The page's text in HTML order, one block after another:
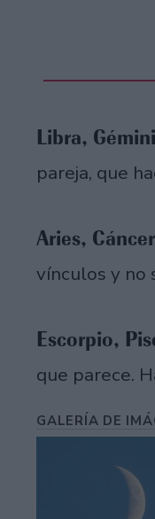
Libra,
pareja, que
Aries,
vínculos y no
Escorpio,
que parece.
GALERÍA DE